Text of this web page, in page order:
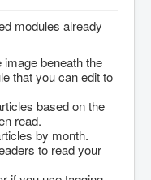
modules already
beneath the
that you can edit to
based on the
read.
by month.
to read your